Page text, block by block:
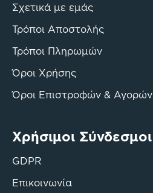
Σχετικά με εμάς
Τρόποι Αποστολής
Τρόποι Πληρωμών
Όροι Χρήσης
Όροι Επιστροφών & Αγορών
Χρήσιμοι Σύνδεσμοι
GDPR
Επικοινωνία